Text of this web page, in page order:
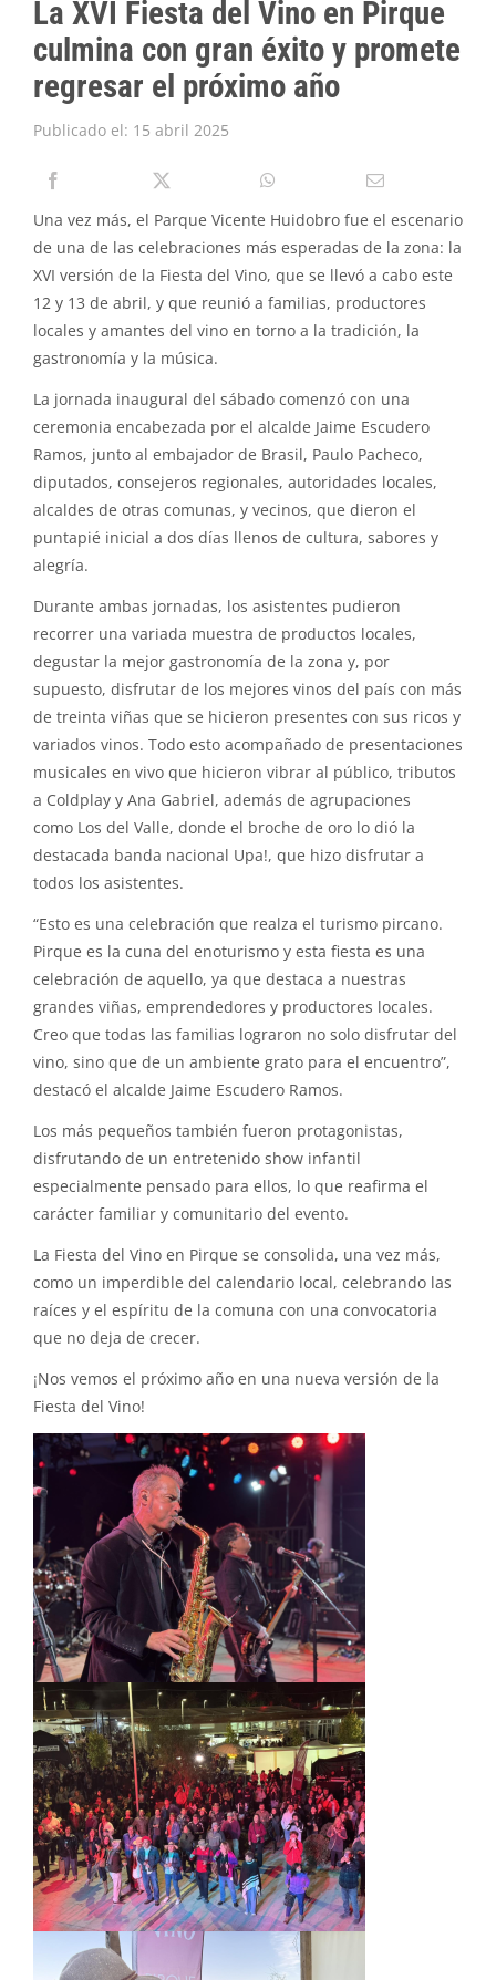
PIRQUE TRANSPARENTE
SOLICITAR INFORMACIÓN TRANSPARENCIA
La XVI Fiesta del Vino en Pirque
culmina con gran éxito y promete
regresar el próximo año
Publicado el: 15 abril 2025
Una vez más, el Parque Vicente Huidobro fue el escenario
de una de las celebraciones más esperadas de la zona: la
XVI versión de la Fiesta del Vino, que se llevó a cabo este
12 y 13 de abril, y que reunió a familias, productores
locales y amantes del vino en torno a la tradición, la
gastronomía y la música.
La jornada inaugural del sábado comenzó con una
ceremonia encabezada por el alcalde Jaime Escudero
Ramos, junto al embajador de Brasil, Paulo Pacheco,
diputados, consejeros regionales, autoridades locales,
alcaldes de otras comunas, y vecinos, que dieron el
puntapié inicial a dos días llenos de cultura, sabores y
alegría.
Durante ambas jornadas, los asistentes pudieron
recorrer una variada muestra de productos locales,
degustar la mejor gastronomía de la zona y, por
supuesto, disfrutar de los mejores vinos del país con más
de treinta viñas que se hicieron presentes con sus ricos y
variados vinos. Todo esto acompañado de presentaciones
musicales en vivo que hicieron vibrar al público, tributos
a Coldplay y Ana Gabriel, además de agrupaciones
como Los del Valle, donde el broche de oro lo dió la
destacada banda nacional Upa!, que hizo disfrutar a
todos los asistentes.
“Esto es una celebración que realza el turismo pircano.
Pirque es la cuna del enoturismo y esta fiesta es una
celebración de aquello, ya que destaca a nuestras
grandes viñas, emprendedores y productores locales.
Creo que todas las familias lograron no solo disfrutar del
vino, sino que de un ambiente grato para el encuentro”,
destacó el alcalde Jaime Escudero Ramos.
Los más pequeños también fueron protagonistas,
disfrutando de un entretenido show infantil
especialmente pensado para ellos, lo que reafirma el
carácter familiar y comunitario del evento.
La Fiesta del Vino en Pirque se consolida, una vez más,
como un imperdible del calendario local, celebrando las
raíces y el espíritu de la comuna con una convocatoria
que no deja de crecer.
¡Nos vemos el próximo año en una nueva versión de la
Fiesta del Vino!